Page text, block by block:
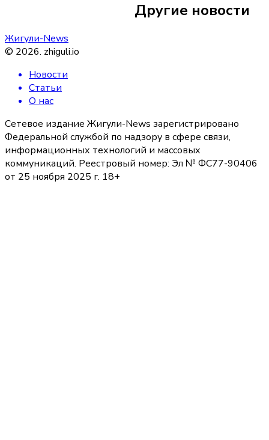
Другие новости
в частном жилом
Жигули-News
© 2026. zhiguli.io
Новости
Статьи
О нас
Сетевое издание Жигули-News зарегистрировано
Федеральной службой по надзору в сфере связи,
информационных технологий и массовых
коммуникаций. Реестровый номер: Эл № ФС77-90406
от 25 ноября 2025 г. 18+